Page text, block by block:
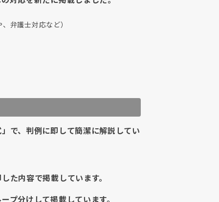
弁護士対応など）
で、判例に即して簡潔に解説してい
た内容で掲載しています。
プ分けして掲載しています。